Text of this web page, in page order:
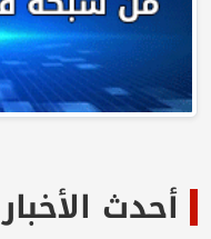
أحدث الأخبار